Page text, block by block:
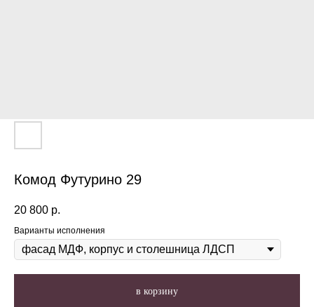
Комод Футурино 29
20 800 р.
Варианты исполнения
в корзину